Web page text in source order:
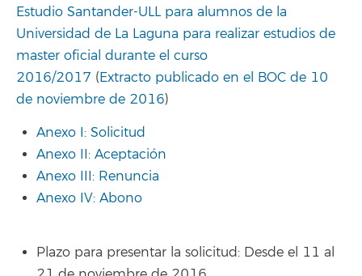
Estudio Santander-ULL para alumnos de la
Universidad de La Laguna para realizar estudios de
master oficial durante el curso
2016/2017 (Extracto publicado en el BOC de 10
de noviembre de 2016)
Anexo I: Solicitud
Anexo II: Aceptación
Anexo III: Renuncia
Anexo IV: Abono
Plazo para presentar la solicitud: Desde el 11 al